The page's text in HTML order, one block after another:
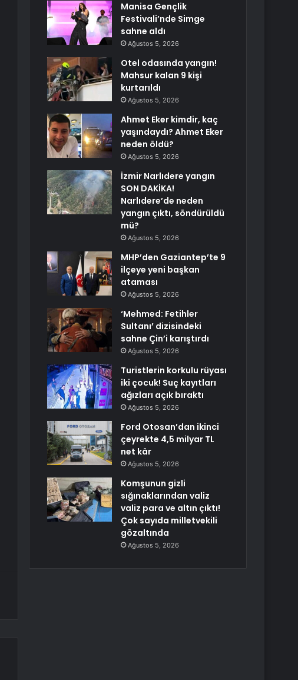
Manisa Gençlik
Festivali’nde Simge
sahne aldı
Ağustos 5, 2026
Otel odasında yangın!
Mahsur kalan 9 kişi
kurtarıldı
Ağustos 5, 2026
Ahmet Eker kimdir, kaç
yaşındaydı? Ahmet Eker
neden öldü?
Ağustos 5, 2026
İzmir Narlıdere yangın
SON DAKİKA!
Narlıdere’de neden
yangın çıktı, söndürüldü
mü?
Ağustos 5, 2026
MHP’den Gaziantep’te 9
ilçeye yeni başkan
ataması
Ağustos 5, 2026
‘Mehmed: Fetihler
Sultanı’ dizisindeki
sahne Çin’i karıştırdı
Ağustos 5, 2026
Turistlerin korkulu rüyası
iki çocuk! Suç kayıtları
ağızları açık bıraktı
Ağustos 5, 2026
Ford Otosan’dan ikinci
çeyrekte 4,5 milyar TL
net kâr
Ağustos 5, 2026
Komşunun gizli
sığınaklarından valiz
valiz para ve altın çıktı!
Çok sayıda milletvekili
gözaltında
Ağustos 5, 2026